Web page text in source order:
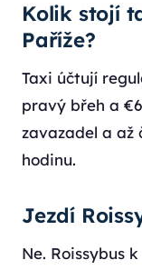
Kolik stojí
Paříže?
Taxi účtují
pravý břeh a
zavazadel a až
hodinu.
Jezdí
Ne. Roissybus